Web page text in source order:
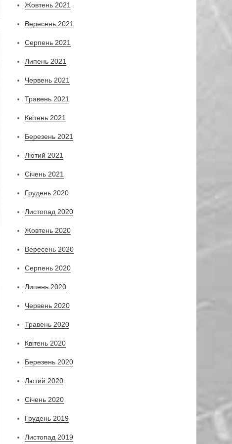
Жовтень 2021
Вересень 2021
Серпень 2021
Липень 2021
Червень 2021
Травень 2021
Квітень 2021
Березень 2021
Лютий 2021
Січень 2021
Грудень 2020
Листопад 2020
Жовтень 2020
Вересень 2020
Серпень 2020
Липень 2020
Червень 2020
Травень 2020
Квітень 2020
Березень 2020
Лютий 2020
Січень 2020
Грудень 2019
Листопад 2019